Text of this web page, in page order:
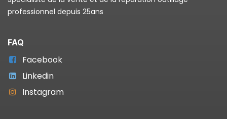
professionnel depuis 25ans
FAQ
Facebook
Linkedin
Instagram